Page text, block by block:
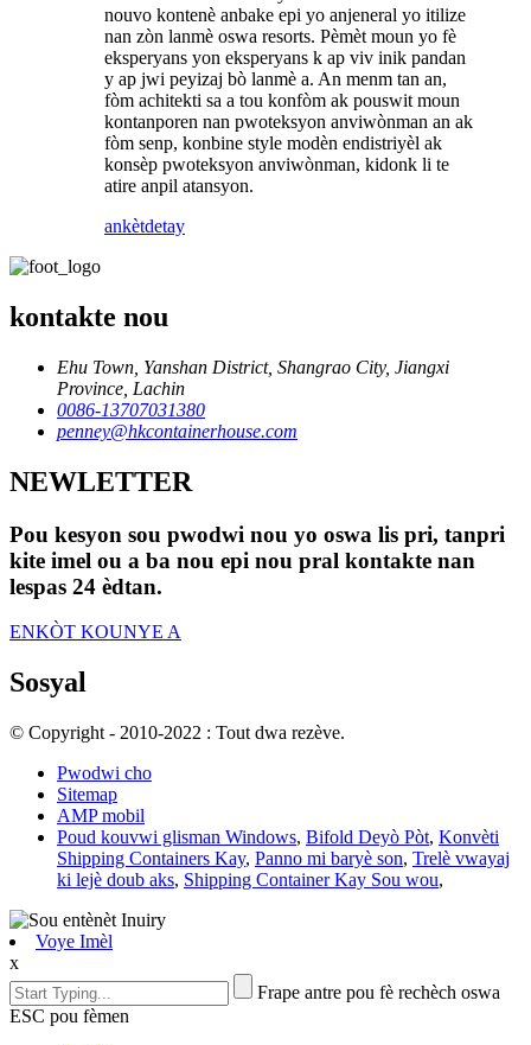
nouvo kontenè anbake epi yo anjeneral yo itilize
nan zòn lanmè oswa resorts. Pèmèt moun yo fè
eksperyans yon eksperyans k ap viv inik pandan
y ap jwi peyizaj bò lanmè a. An menm tan an,
fòm achitekti sa a tou konfòm ak pouswit moun
kontanporen nan pwoteksyon anviwònman an ak
fòm senp, konbine style modèn endistriyèl ak
konsèp pwoteksyon anviwònman, kidonk li te
atire anpil atansyon.
ankètdetay
kontakte nou
Ehu Town, Yanshan District, Shangrao City, Jiangxi
Province, Lachin
0086-13707031380
penney@hkcontainerhouse.com
NEWLETTER
Pou kesyon sou pwodwi nou yo oswa lis pri, tanpri
kite imel ou a ba nou epi nou pral kontakte nan
lespas 24 èdtan.
ENKÒT KOUNYE A
Sosyal
© Copyright - 2010-2022 : Tout dwa rezève.
Pwodwi cho
Sitemap
AMP mobil
Poud kouvwi glisman Windows, Bifold Deyò Pòt, Konvèti
Shipping Containers Kay, Panno mi baryè son, Trelè vwayaj
ki lejè doub aks, Shipping Container Kay Sou wou,
Voye Imèl
x
Frape antre pou fè rechèch oswa
ESC pou fèmen